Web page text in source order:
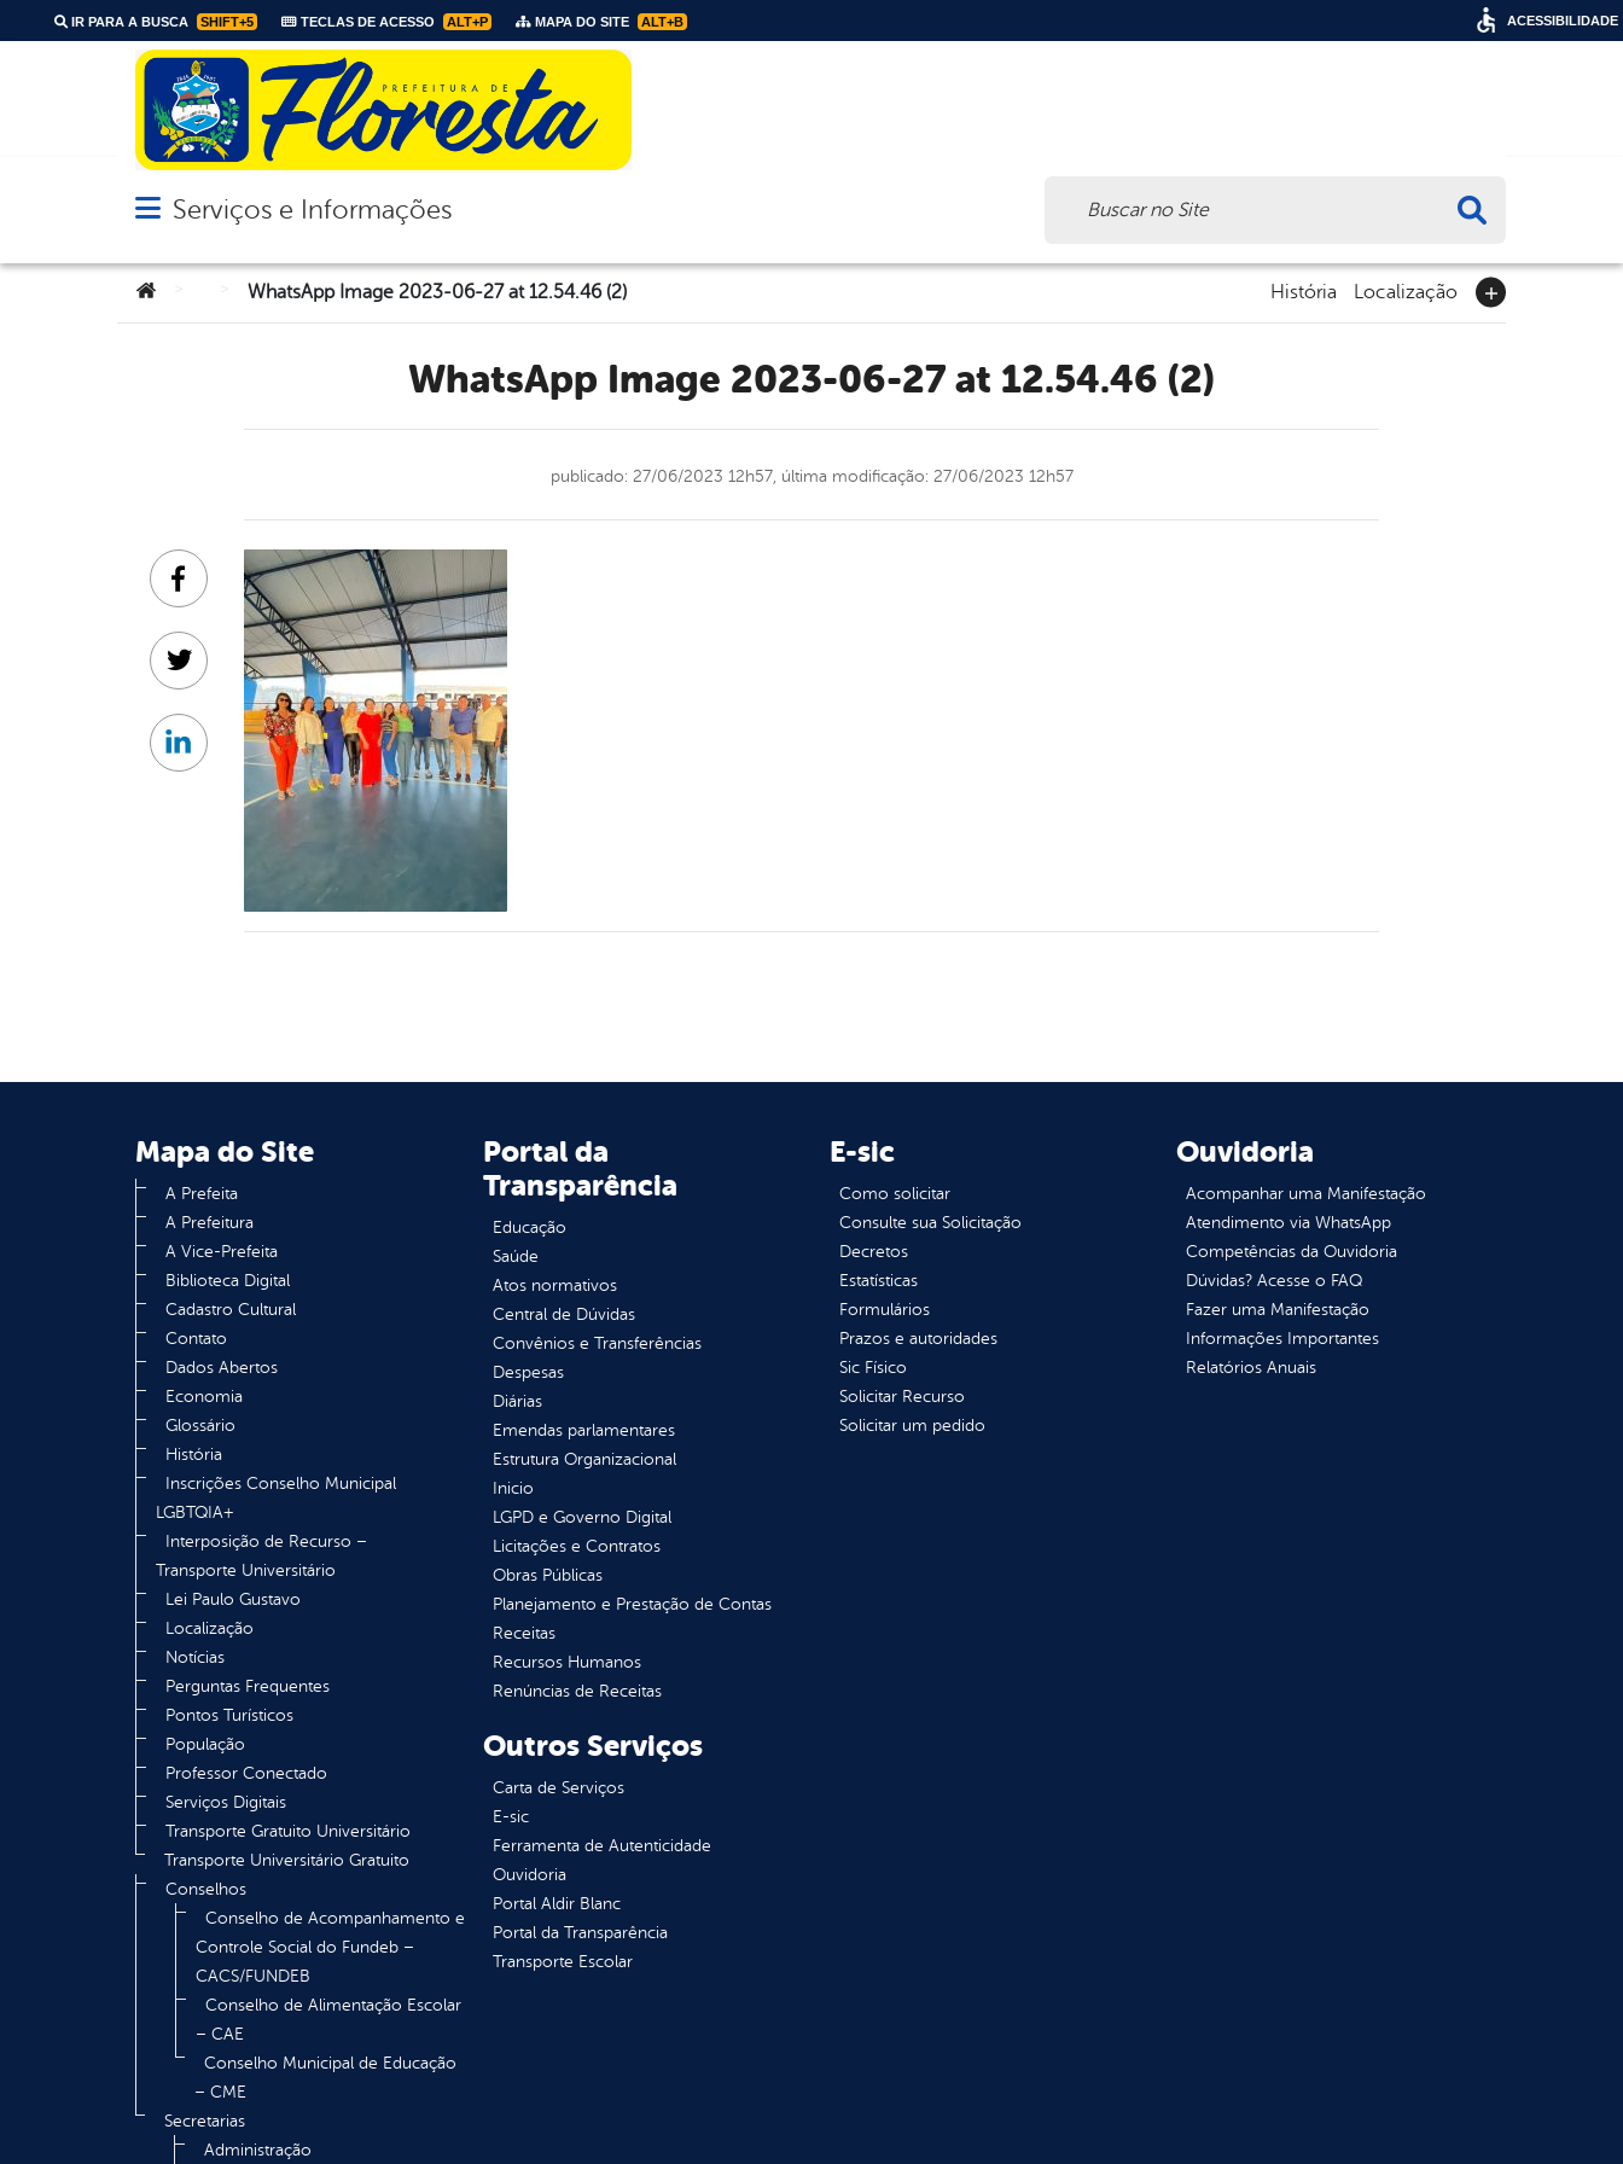
IR PARA A BUSCA SHIFT+5 TECLAS DE ACESSO ALT+P MAPA DO SITE ALT+B
Abrir menu principal de navegação
Serviços e Informações
Você está aqui:WhatsApp Image 2023-06-27 at 12.54.46 (2) História Localização
WhatsApp Image 2023-06-27 at 12.54.46 (2)
publicado: 27/06/2023 12h57, última modificação: 27/06/2023 12h57
Facebook
Twitter
Linkedin
Mapa do Site
A Prefeita
A Prefeitura
A Vice-Prefeita
Biblioteca Digital
Cadastro Cultural
Contato
Dados Abertos
Economia
Glossário
História
Inscrições Conselho Municipal
LGBTQIA+
Interposição de Recurso –
Transporte Universitário
Lei Paulo Gustavo
Localização
Notícias
Perguntas Frequentes
Pontos Turísticos
População
Professor Conectado
Serviços Digitais
Transporte Gratuito Universitário
Transporte Universitário Gratuito
Conselhos
Conselho de Acompanhamento e
Controle Social do Fundeb –
CACS/FUNDEB
Conselho de Alimentação Escolar
– CAE
Conselho Municipal de Educação
– CME
Secretarias
Administração
Portal da
Transparência
Educação
Saúde
Atos normativos
Central de Dúvidas
Convênios e Transferências
Despesas
Diárias
Emendas parlamentares
Estrutura Organizacional
Inicio
LGPD e Governo Digital
Licitações e Contratos
Obras Públicas
Planejamento e Prestação de Contas
Receitas
Recursos Humanos
Renúncias de Receitas
E-sic
Como solicitar
Consulte sua Solicitação
Decretos
Estatísticas
Formulários
Prazos e autoridades
Sic Físico
Solicitar Recurso
Solicitar um pedido
Ouvidoria
Acompanhar uma Manifestação
Atendimento via WhatsApp
Competências da Ouvidoria
Dúvidas? Acesse o FAQ
Fazer uma Manifestação
Informações Importantes
Relatórios Anuais
Outros Serviços
Carta de Serviços
E-sic
Ferramenta de Autenticidade
Ouvidoria
Portal Aldir Blanc
Portal da Transparência
Transporte Escolar
ACESSIBILIDADE